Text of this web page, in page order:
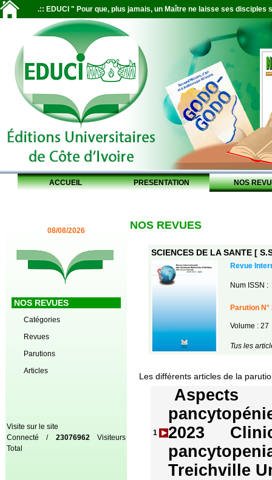
.:: EDUCI " Pour que, plus jamais, un Maître ne laisse ses disciples
ACCUEIL PRESENTATION NOS
08/08/2026
NOS REVUES
Catégories
Revues
Parutions
Articles
Visite sur le site
Connecté / 23076962Visiteurs
Total
NOS REVUES
SCIENCES DE LA SANTE [
Revue
Num ISSN :
Parution N°
Volume : 27
Tus les
Les différents articles de la
1
2023
Treichville